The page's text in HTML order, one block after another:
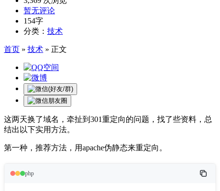
暂无评论
154字
分类： 技术
首页 » 技术 » 正文
这两天换了域名，牵扯到301重定向的问题，找了些资料，总
结出以下实用方法。
第一种，推荐方法，用apache伪静态来重定向。
php